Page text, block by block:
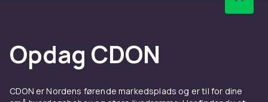
moderne chunky sneakers og minimalistiske
og moderne design. Hurtig levering og trygt
køb.
Stilarter til enhver smag
Opdag CDON
CDON er Nordens førende markedsplads og er til for dine